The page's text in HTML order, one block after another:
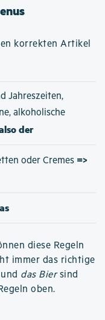
korrekten Artikel
Jahreszeiten,
alkoholische
der
oder Cremes =>
diese Regeln
immer das richtige
das Biersind
oben.